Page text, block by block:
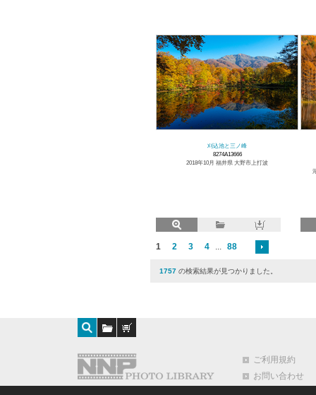
刈込池と三ノ峰
8274A13666
2018年10月 福井県 大野市上打波
1 2 3 4 ... 88
1757 の検索結果が見つかりました。
ご利用規約
お問い合わせ